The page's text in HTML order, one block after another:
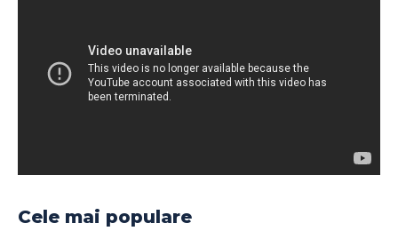
Cele mai populare